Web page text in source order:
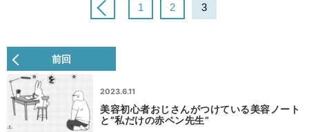
1 2 3
前回
2023.6.11
美容初心者おじさんがつけている美容ノート
と”私だけの赤ペン先生”